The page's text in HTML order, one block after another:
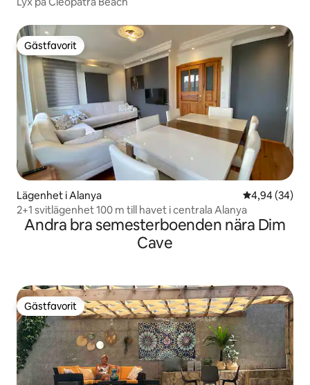
Gästfavorit
Gästfavorit
Lägenhet i Alanya 4,94 av 5 i
4,94 (34)
2+1 svitlägenhet 100 m till havet i centrala Alanya
Andra bra semesterboenden nära Dim
Cave
Gästfavorit
Gästfavorit